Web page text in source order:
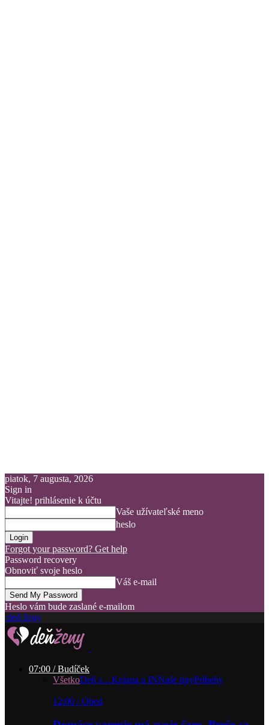
piatok, 7 augusta, 2026
Sign in
Vitajte! prihlásenie k účtu
Vaše užívateľské meno
heslo
Forgot your password? Get help
Password recovery
Obnoviť svoje heslo
Váš e-mail
Heslo vám bude zaslané e-mailom
deň ženy
07:00 / Budíček
VšetkoDeň s…Krásna a INNaše tipyPríbehy
12:00 / Obed